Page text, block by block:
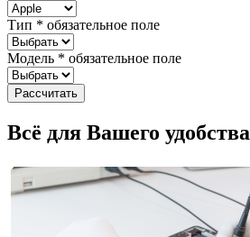
Тип * обязательное поле
Модель * обязательное поле
Рассчитать
Всё для Вашего удобства